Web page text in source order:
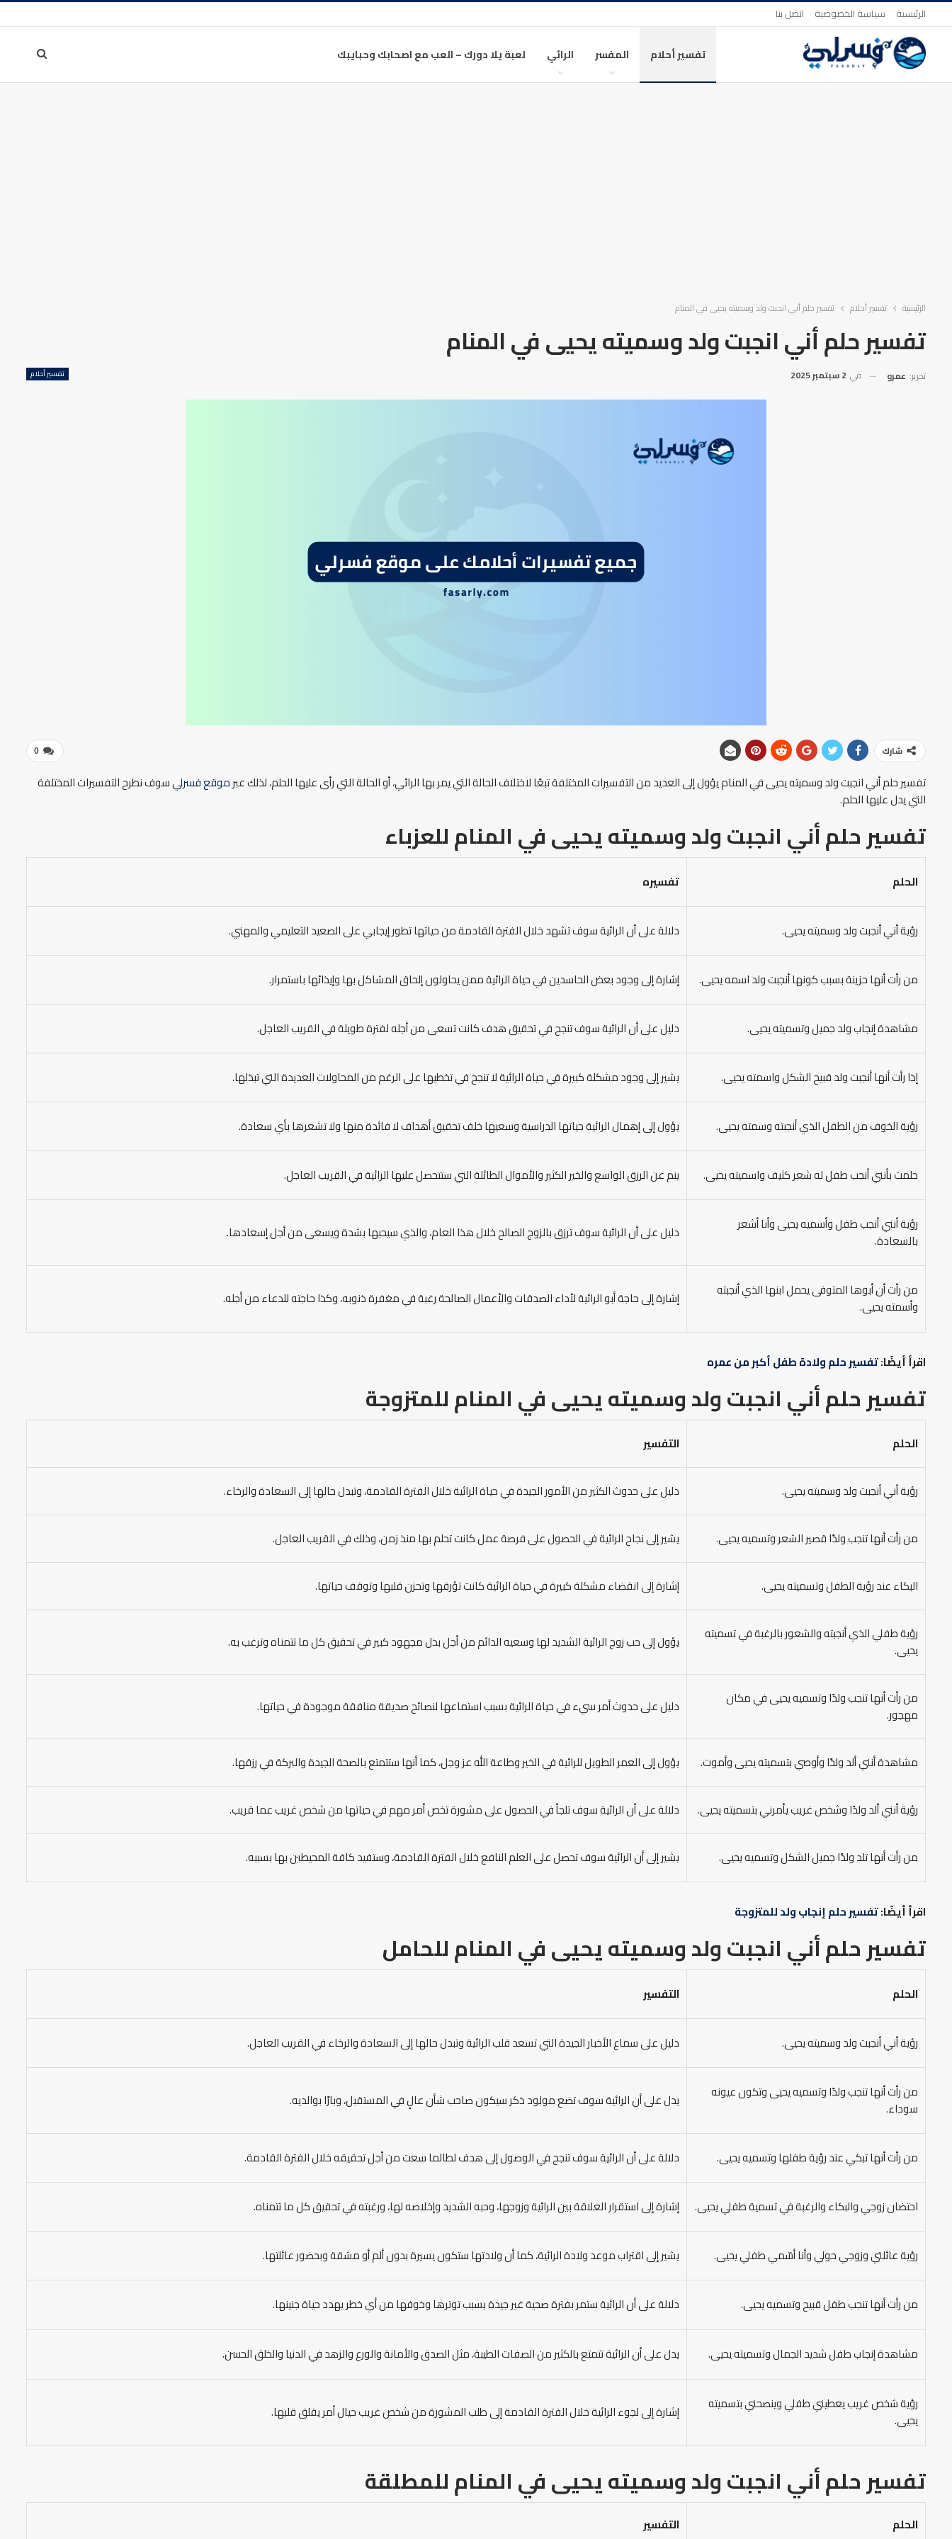
الرئيسية سياسة الخصوصية اتصل بنا
تفسير أحلام المفسر الرائي لعبة يلا دورك – العب مع اصحابك وحبايبك
الرئيسية تفسير أحلام تفسير حلم أني انجبت ولد وسميته يحيى في المنام
تفسير حلم أني انجبت ولد وسميته يحيى في المنام
تفسير أحلام تحرير: عمرو في 2 سبتمبر 2025
0 شارك
تفسير حلم أني انجبت ولد وسميته يحيى في المنام يؤول إلى العديد من التفسيرات المختلفة تبعًا لاختلاف الحالة التي يمر بها الرائي، أو الحالة التي رأى عليها الحلم، لذلك عبرموقع فسرليسوف نطرح التفسيرات المختلفة
التي يدل عليها الحلم.
تفسير حلم أني انجبت ولد وسميتهيحيىفي المنامللعزباء
الحلم تفسيره
رؤية أني أنجبت ولد وسميته يحيى. دلالة على أن الرائية سوف تشهد خلال الفترة القادمة من حياتها تطور إيجابي على الصعيد التعليمي والمهني.
من رأت أنها حزينة بسبب كونها أنجبت ولد اسمه يحيى. إشارة إلى وجود بعض الحاسدين في حياة الرائية ممن يحاولون إلحاق المشاكل بها وإيذائها باستمرار.
مشاهدة إنجاب ولد جميل وتسميته يحيى. دليل على أن الرائية سوف تنجح في تحقيق هدف كانت تسعى من أجله لفترة طويلة في القريب العاجل.
إذا رأت أنها أنجبت ولد قبيح الشكل واسمته يحيى. يشير إلى وجود مشكلة كبيرة في حياة الرائية لا تنجح في تخطيها على الرغم من المحاولات العديدة التي تبذلها.
رؤية الخوف من الطفل الذي أنجبته وسمته يحيى. يؤول إلى إهمال الرائية حياتها الدراسية وسعيها خلف تحقيق أهداف لا فائدة منها ولا تشعرها بأي سعادة.
حلمت بأنني أنجب طفل له شعر كثيف واسميته يحيى. ينم عن الرزق الواسع والخير الكثير والأموال الطائلة التي ستتحصل عليها الرائية في القريب العاجل.
رؤية أنني أنجب طفل وأسميه يحيى وأنا أشعر
بالسعادة.
دليل على أن الرائية سوف ترزق بالزوج الصالح خلال هذا العام، والذي سيحبها بشدة ويسعى من أجل إسعادها.
من رأت أن أبوها المتوفى يحمل ابنها الذي أنجبته
وأسمته يحيى.
إشارة إلى حاجة أبو الرائية لأداء الصدقات والأعمال الصالحة رغبة في مغفرة ذنوبه، وكذا حاجته للدعاء من أجله.
اقرأ أيضًا:تفسير حلم ولادة طفل أكبر من عمره
تفسير حلم أني انجبت ولد وسميتهيحيىفي المنامللمتزوجة
الحلم التفسير
رؤية أني أنجبت ولد وسميته يحيى. دليل على حدوث الكثير من الأمور الجيدة في حياة الرائية خلال الفترة القادمة، وتبدل حالها إلى السعادة والرخاء.
من رأت أنها تنجب ولدًا قصير الشعر وتسميه يحيى. يشير إلى نجاح الرائية في الحصول على فرصة عمل كانت تحلم بها منذ زمن، وذلك في القريب العاجل.
البكاء عند رؤية الطفل وتسميته يحيى. إشارة إلى انقضاء مشكلة كبيرة في حياة الرائية كانت تؤرقها وتحزن قلبها وتوقف حياتها.
رؤية طفلي الذي أنجبته والشعور بالرغبة في تسميته
يحيى.
يؤول إلى حب زوج الرائية الشديد لها وسعيه الدائم من أجل بذل مجهود كبير في تحقيق كل ما تتمناه وترغب به.
من رأت أنها تنجب ولدًا وتسميه يحيى في مكان
مهجور.
دليل على حدوث أمر سيء في حياة الرائية بسبب استماعها لنصائح صديقة منافقة موجودة في حياتها.
مشاهدة أنني ألد ولدًا وأوصي بتسميته يحيى وأموت. يؤول إلى العمر الطويل للرائية في الخير وطاعة الله عز وجل، كما أنها ستتمتع بالصحة الجيدة والبركة في رزقها.
رؤية أنني ألد ولدًا وشخص غريب يأمرني بتسميته يحيى. دلالة على أن الرائية سوف تلجأ في الحصول على مشورة تخص أمر مهم في حياتها من شخص غريب عما قريب.
من رأت أنها تلد ولدًا جميل الشكل وتسميه يحيى. يشير إلى أن الرائية سوف تحصل على العلم النافع خلال الفترة القادمة، وستفيد كافة المحيطين بها بسببه.
اقرأ أيضًا:تفسير حلم إنجاب ولد للمتزوجة
تفسير حلم أني انجبت ولد وسميتهيحيىفي المنامللحامل
الحلم التفسير
رؤية أني أنجبت ولد وسميته يحيى. دليل على سماع الأخبار الجيدة التي تسعد قلب الرائية وتبدل حالها إلى السعادة والرخاء في القريب العاجل.
من رأت أنها تنجب ولدًا وتسميه يحيى وتكون عيونه
سوداء.
يدل على أن الرائية سوف تضع مولود ذكر سيكون صاحب شأن عالٍ في المستقبل، وبارًا بوالديه.
من رأت أنها تبكي عند رؤية طفلها وتسميه يحيى. دلالة على أن الرائية سوف تنجح في الوصول إلى هدف لطالما سعت من أجل تحقيقه خلال الفترة القادمة.
احتضان زوجي والبكاء والرغبة في تسمية طفلي يحيى. إشارة إلى استقرار العلاقة بين الرائية وزوجها، وحبه الشديد وإخلاصه لها، ورغبته في تحقيق كل ما تتمناه.
رؤية عائلتي وزوجي حولي وأنا أسّمي طفلي يحيى. يشير إلى اقتراب موعد ولادة الرائية، كما أن ولادتها ستكون يسيرة بدون ألم أو مشقة وبحضور عائلتها.
من رأت أنها تنجب طفل قبيح وتسميه يحيى. دلالة على أن الرائية ستمر بفترة صحية غير جيدة بسبب توترها وخوفها من أي خطر يهدد حياة جنينها.
مشاهدة إنجاب طفل شديد الجمال وتسميته يحيى. يدل على أن الرائية تتمتع بالكثير من الصفات الطيبة، مثل الصدق والأمانة والورع والزهد في الدنيا والخلق الحسن.
رؤية شخص غريب يعطيني طفلي وينصحني بتسميته
يحيى.
إشارة إلى لجوء الرائية خلال الفترة القادمة إلى طلب المشورة من شخص غريب حيال أمر يقلق قلبها.
تفسير حلم أني انجبت ولد وسميتهيحيىفي المنامللمطلقة
الحلم التفسير